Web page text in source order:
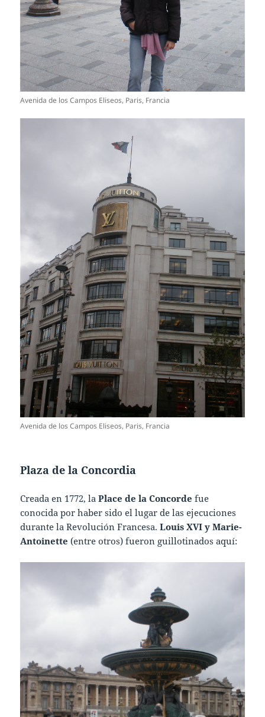
Avenida de los Campos Eliseos, Paris, Francia
Avenida de los Campos Eliseos, Paris, Francia
Plaza de la Concordia
Creada en 1772, laPlace de la Concorde fue
conocida por haber sido el lugar de las ejecuciones
durante la Revolución Francesa.Louis XVI y Marie-
Antoinette(entre otros) fueron guillotinados aquí: